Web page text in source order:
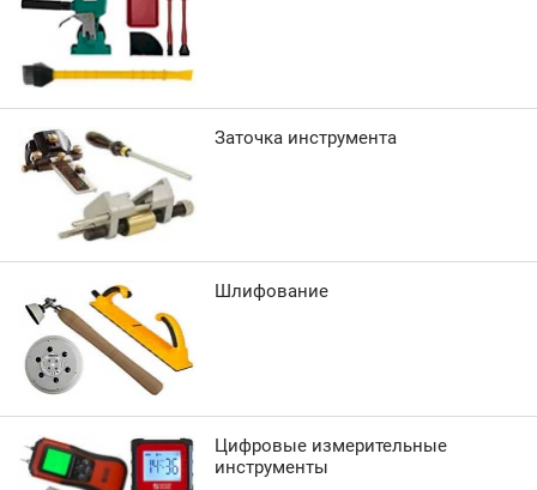
Заточка инструмента
Шлифование
Цифровые измерительные
инструменты